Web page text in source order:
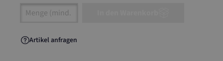
Artikel Anzahl: Gib den gewünschten Wert
Artikel anfragen